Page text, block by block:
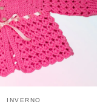
INVERNO